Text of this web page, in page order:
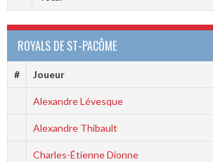
ROYALS DE ST-PACÔME
# Joueur
Alexandre Lévesque
Alexandre Thibault
Charles-Étienne Dionne